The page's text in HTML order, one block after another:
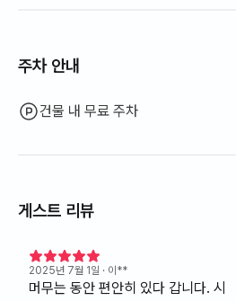
주차 안내
건물 내 무료 주차
게스트 리뷰
2025년 7월 1일 · 이**
머무는 동안 편안히 있다 갑니다. 시